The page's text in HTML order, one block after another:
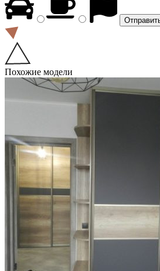
Похожие модели